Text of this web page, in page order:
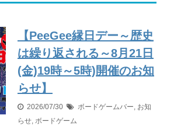
【PeeGee縁日デー～歴史
は繰り返される～8月21日
(金)19時～5時)開催のお知
らせ】
2026/07/30 ボードゲームバー お知
らせ ボードゲーム